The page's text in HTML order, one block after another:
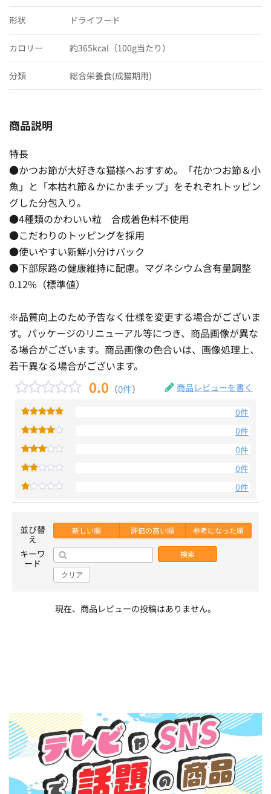
形状 ドライフード
カロリー 約365kcal（100g当たり）
分類 総合栄養食(成猫期用)
商品説明
特長
●かつお節が大好きな猫様へおすすめ。「花かつお節＆小
魚」と「本枯れ節＆かにかまチップ」をそれぞれトッピン
グした分包入り。
●4種類のかわいい粒 合成着色料不使用
●こだわりのトッピングを採用
●使いやすい新鮮小分けパック
●下部尿路の健康維持に配慮。マグネシウム含有量調整
0.12%（標準値）
※品質向上のため予告なく仕様を変更する場合がございま
す。パッケージのリニューアル等につき、商品画像が異な
る場合がございます。商品画像の色合いは、画像処理上、
若干異なる場合がございます。
0.0 （0件） 商品レビューを書く
0件
0件
0件
0件
0件
並び替
え
新しい順 評価の高い順 参考になった順
キーワ
ード
検索
クリア
現在、商品レビューの投稿はありません。